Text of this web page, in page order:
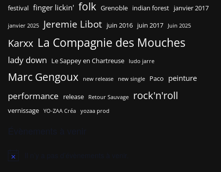
festival finger lickin' folk Grenoble indian forest janvier 2017
janvier 2025 Jeremie Libot juin 2016 juin 2017 Juin 2025
Karxx La Compagnie des Mouches
lady down Le Sappey en Chartreuse ludo jarre
Marc Gengoux new release new single Paco peinture
performance release Retour Sauvage rock'n'roll
vernissage YO-ZAA Créa yozaa prod
N